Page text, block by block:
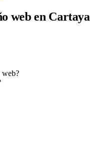
web en Cartaya
web?